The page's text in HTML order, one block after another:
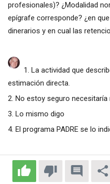
profesionales)? ¿Modalidad
epígrafe corresponde? ¿en
dinerarios y en cual las
1. La actividad que
estimación directa.
2. No estoy seguro
3. Lo mismo digo
4. El programa PADRE se lo